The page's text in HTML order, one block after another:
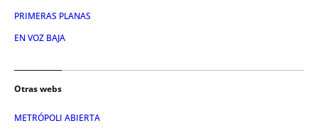
PRIMERAS PLANAS
EN VOZ BAJA
Otras webs
METRÓPOLI ABIERTA